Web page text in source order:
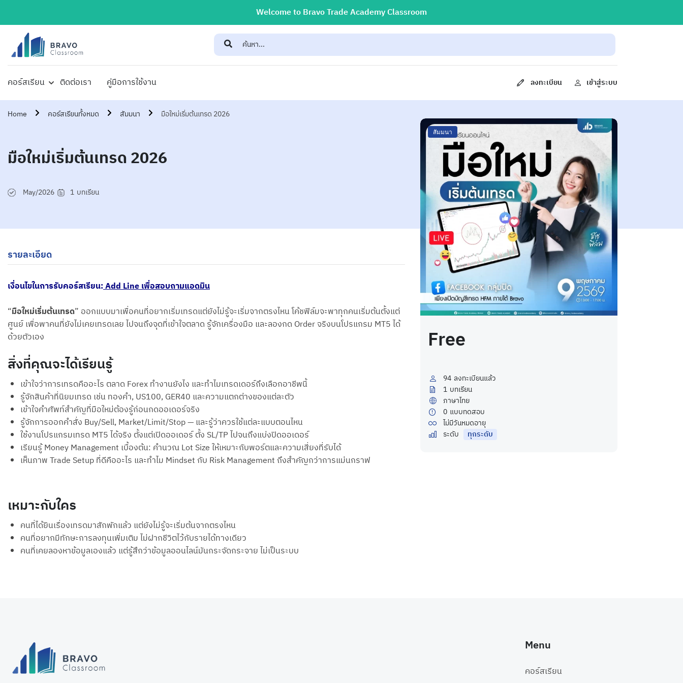
Welcome to Bravo Trade Academy Classroom
คอร์สเรียน ติดต่อเรา คู่มือการใช้งาน ลงทะเบียน เข้าสู่ระบบ
Home คอร์สเรียนทั้งหมด สัมมนา มือใหม่เริ่มต้นเทรด 2026
มือใหม่เริ่มต้นเทรด 2026
May/2026 1 บทเรียน
รายละเอียด
เงื่อนไขในการรับคอร์สเรียน:Add Line เพื่อสอบถามแอดมิน
“มือใหม่เริ่มต้นเทรด” ออกแบบมาเพื่อคนที่อยากเริ่มเทรดแต่ยังไม่รู้จะเริ่มจากตรงไหน โค้ชฟิล์มจะพาทุกคนเริ่มต้นตั้งแต่
ศูนย์ เพื่อพาคนที่ยังไม่เคยเทรดเลย ไปจนถึงจุดที่เข้าใจตลาด รู้จักเครื่องมือ และลองกด Order จริงบนโปรแกรม MT5 ได้
ด้วยตัวเอง
สิ่งที่คุณจะได้เรียนรู้
เข้าใจว่าการเทรดคืออะไร ตลาด Forex ทำงานยังไง และทำไมเทรดเดอร์ถึงเลือกอาชีพนี้
รู้จักสินค้าที่นิยมเทรด เช่น ทองคำ, US100, GER40 และความแตกต่างของแต่ละตัว
เข้าใจคำศัพท์สำคัญที่มือใหม่ต้องรู้ก่อนกดออเดอร์จริง
รู้จักการออกคำสั่ง Buy/Sell, Market/Limit/Stop — และรู้ว่าควรใช้แต่ละแบบตอนไหน
ใช้งานโปรแกรมเทรด MT5 ได้จริง ตั้งแต่เปิดออเดอร์ ตั้ง SL/TP ไปจนถึงแบ่งปิดออเดอร์
เรียนรู้ Money Management เบื้องต้น: คำนวณ Lot Size ให้เหมาะกับพอร์ตและความเสี่ยงที่รับได้
เห็นภาพ Trade Setup ที่ดีคืออะไร และทำไม Mindset กับ Risk Management ถึงสำคัญกว่าการแม่นกราฟ
เหมาะกับใคร
คนที่ได้ยินเรื่องเทรดมาสักพักแล้ว แต่ยังไม่รู้จะเริ่มต้นจากตรงไหน
คนที่อยากมีทักษะการลงทุนเพิ่มเติม ไม่ฝากชีวิตไว้กับรายได้ทางเดียว
คนที่เคยลองหาข้อมูลเองแล้ว แต่รู้สึกว่าข้อมูลออนไลน์มันกระจัดกระจาย ไม่เป็นระบบ
สัมมนา
Free
94 ลงทะเบียนแล้ว
1 บทเรียน
ภาษาไทย
0 แบบทดสอบ
ไม่มีวันหมดอายุ
ระดับ
ทุกระดับ
Menu
คอร์สเรียน